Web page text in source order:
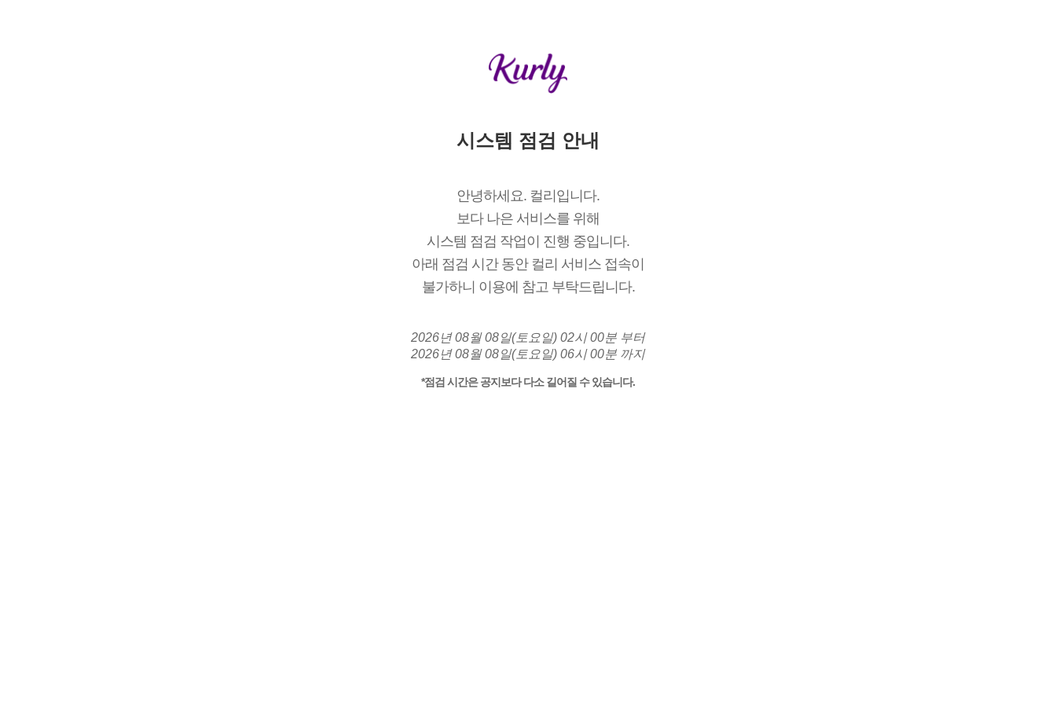
시스템 점검 안내
안녕하세요. 컬리입니다.
보다 나은 서비스를 위해
시스템 점검 작업이 진행 중입니다.
아래 점검 시간 동안 컬리 서비스 접속이
불가하니 이용에 참고 부탁드립니다.
2026년 08월 08일(토요일) 02시 00분 부터
2026년 08월 08일(토요일) 06시 00분 까지
*점검 시간은 공지보다 다소 길어질 수 있습니다.